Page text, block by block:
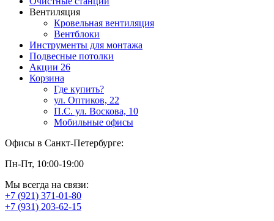
Вентиляция
Кровельная вентиляция
Вентблоки
Инструменты для монтажа
Подвесные потолки
Акции 26
Корзина
Где купить?
ул. Оптиков, 22
П.С. ул. Воскова, 10
Мобильные офисы
Офисы в Санкт-Петербурге:
Пн-Пт, 10:00-19:00
Мы всегда на связи:
+7 (921) 371-01-80
+7 (931) 203-62-15